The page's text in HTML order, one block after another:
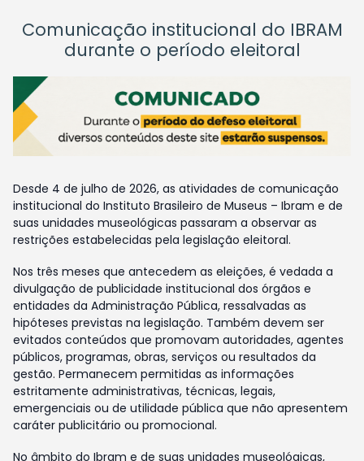
Comunicação institucional do IBRAM
durante o período eleitoral
Desde 4 de julho de 2026, as atividades de comunicação
institucional do Instituto Brasileiro de Museus – Ibram e de
suas unidades museológicas passaram a observar as
restrições estabelecidas pela legislação eleitoral.
Nos três meses que antecedem as eleições, é vedada a
divulgação de publicidade institucional dos órgãos e
entidades da Administração Pública, ressalvadas as
hipóteses previstas na legislação. Também devem ser
evitados conteúdos que promovam autoridades, agentes
públicos, programas, obras, serviços ou resultados da
gestão. Permanecem permitidas as informações
estritamente administrativas, técnicas, legais,
emergenciais ou de utilidade pública que não apresentem
caráter publicitário ou promocional.
No âmbito do Ibram e de suas unidades museológicas,